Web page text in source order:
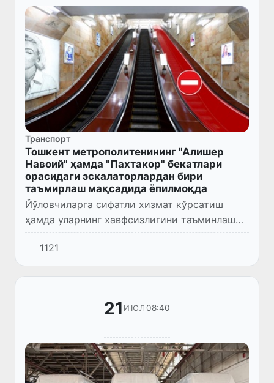
Транспорт
Тошкент метрополитенининг "Алишер
Навоий" ҳамда "Пахтакор" бекатлари
орасидаги эскалаторлардан бири
таъмирлаш мақсадида ёпилмоқда
Йўловчиларга сифатли хизмат кўрсатиш
ҳамда уларнинг хавфсизлигини таъминлаш
мақсадида, "Алишер Навоий" бекатидан
"Пахтакор" бекатига ўтиш йўлидаги 3-
рақамли ЭТ-5М русумли эскалатор...
1121
21 ИЮЛ 08:40